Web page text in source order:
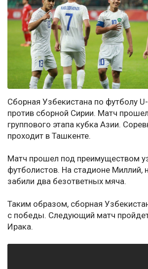
Сборная Узбекистана по футболу
против сборной Сирии. Матч
группового этапа кубка Азии.
проходит в Ташкенте.
Матч прошел под преимуществом
футболистов. На стадионе Миллий,
забили два безответных мяча.
Таким образом, сборная
с победы. Следующий матч
Ирака.